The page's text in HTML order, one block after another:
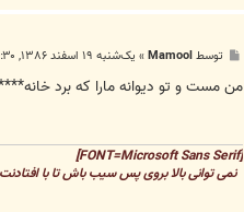
ت
توسطMamool
» یک‌شنبه ۱۹ اسفند ۱۳۸۶, ۶:۳۰ ب.ظ
من مست و تو ديوانه مارا که برد
[FONT=Microsoft Sans Serif]
نمی توانی بالا بروی پس سیب باش تا با افتادنت